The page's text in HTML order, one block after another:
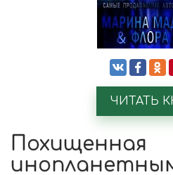
ЧИТАТЬ
Похищенная